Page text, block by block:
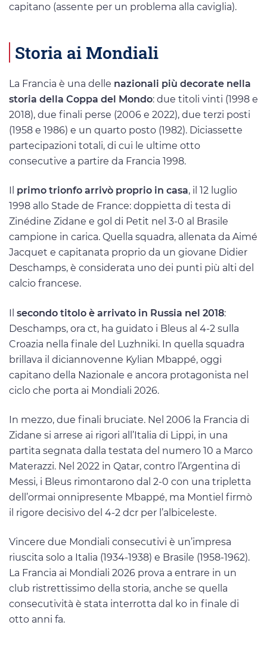
capitano (assente per un problema alla caviglia).
Storia ai Mondiali
La Francia è una delle nazionali più decorate nella
storia della Coppa del Mondo: due titoli vinti (1998 e
2018), due finali perse (2006 e 2022), due terzi posti
(1958 e 1986) e un quarto posto (1982). Diciassette
partecipazioni totali, di cui le ultime otto
consecutive a partire da Francia 1998.
primo trionfo arrivò proprio in casa, il 12 luglio
1998 allo Stade de France: doppietta di testa di
Zinédine Zidane e gol di Petit nel 3-0 al Brasile
campione in carica. Quella squadra, allenata da Aimé
Jacquet e capitanata proprio da un giovane Didier
Deschamps, è considerata uno dei punti più alti del
calcio francese.
Il secondo titolo è arrivato in Russia nel 2018:
Deschamps, ora ct, ha guidato i Bleus al 4-2 sulla
Croazia nella finale del Luzhniki. In quella squadra
brillava il diciannovenne Kylian Mbappé, oggi
capitano della Nazionale e ancora protagonista nel
ciclo che porta ai Mondiali 2026.
In mezzo, due finali bruciate. Nel 2006 la Francia di
Zidane si arrese ai rigori all’Italia di Lippi, in una
partita segnata dalla testata del numero 10 a Marco
Materazzi. Nel 2022 in Qatar, contro l’Argentina di
Messi, i Bleus rimontarono dal 2-0 con una tripletta
dell’ormai onnipresente Mbappé, ma Montiel firmò
il rigore decisivo del 4-2 dcr per l’albiceleste.
Vincere due Mondiali consecutivi è un’impresa
riuscita solo a Italia (1934-1938) e Brasile (1958-1962).
La Francia ai Mondiali 2026 prova a entrare in un
club ristrettissimo della storia, anche se quella
consecutività è stata interrotta dal ko in finale di
otto anni fa.